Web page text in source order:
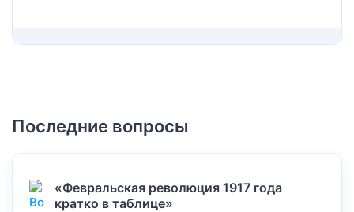
Последние вопросы
«Февральская революция 1917 года
кратко в таблице»